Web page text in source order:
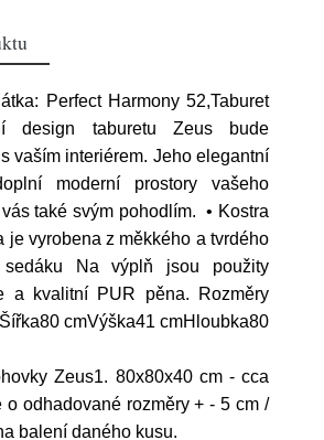
Perfect Harmony 52,Taburet
design taburetu Zeus bude
vaším interiérem. Jeho elegantní
moderní prostory vašeho
také svým pohodlím. • Kostra
je vyrobena z měkkého a tvrdého
Na výplň jsou použity
a kvalitní PUR pěna. Rozměry
cmVýška41 cmHloubka80
Zeus1. 80x80x40 cm - cca
o odhadované rozměry + - 5 cm /
balení daného kusu.